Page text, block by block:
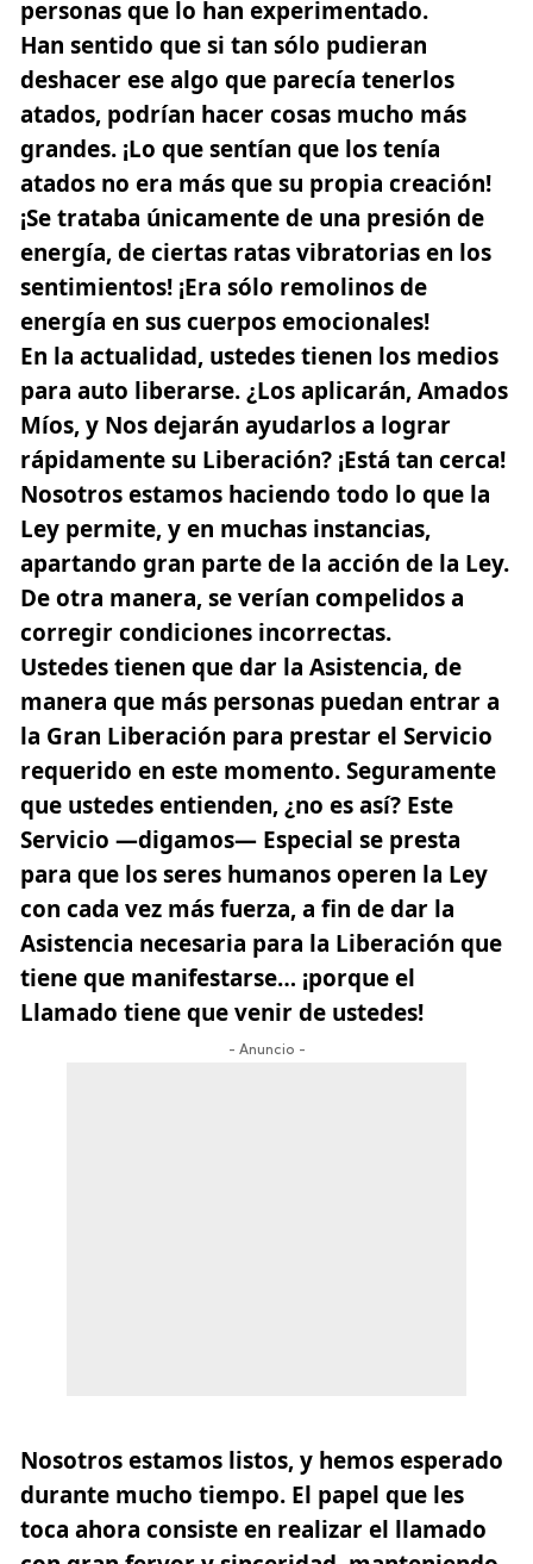
personas que lo han experimentado.
Han sentido que si tan sólo pudieran
deshacer ese algo que parecía tenerlos
atados, podrían hacer cosas mucho más
grandes. ¡Lo que sentían que los tenía
atados no era más que su propia creación!
¡Se trataba únicamente de una presión de
energía, de ciertas ratas vibratorias en los
sentimientos! ¡Era sólo remolinos de
energía en sus cuerpos emocionales!
En la actualidad, ustedes tienen los medios
para auto liberarse.¿Los aplicarán, Amados
Míos, y Nos dejarán ayudarlos a lograr
rápidamente su Liberación? ¡Está tan cerca!
Nosotros estamos haciendo todo lo que la
Ley permite, y en muchas instancias,
apartando gran parte de la acción de la Ley.
De otra manera, se verían compelidos a
corregir condiciones incorrectas.
Ustedes tienen que dar la Asistencia, de
manera que más personas puedan entrar a
la Gran Liberación para prestar el Servicio
requerido en este momento. Seguramente
que ustedes entienden, ¿no es así? Este
Servicio —digamos— Especial se presta
para que los seres humanos operen la Ley
con cada vez más fuerza, a fin de dar la
Asistencia necesaria para la Liberación que
tiene que manifestarse… ¡porque el
Llamado tiene que venir de ustedes!
- Anuncio -
Nosotros estamos listos, y hemos esperado
durante mucho tiempo. El papel que les
toca ahora consiste en realizar el llamado